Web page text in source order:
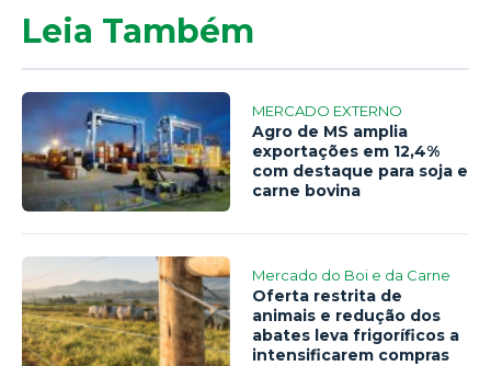
Leia Também
MERCADO EXTERNO
Agro de MS amplia
exportações em 12,4%
com destaque para soja e
carne bovina
Mercado do Boi e da Carne
Oferta restrita de
animais e redução dos
abates leva frigoríficos a
intensificarem compras